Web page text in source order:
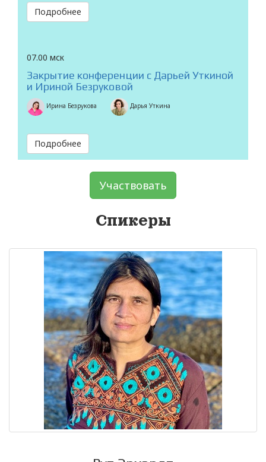
Подробнее
07.00 мск
Закрытие конференции с Дарьей Уткиной
и Ириной Безруковой
Ирина Безрукова Дарья Уткина
Подробнее
Участвовать
Спикеры